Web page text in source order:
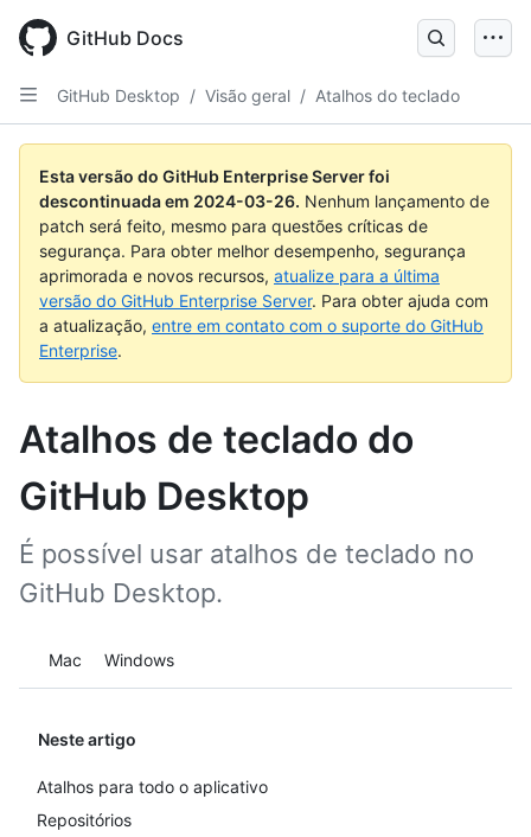
main
content
GitHub Docs
GitHub Desktop / Visão geral / Atalhos do teclado
Esta versão do GitHub Enterprise Server foi
descontinuada em 2024-03-26. Nenhum lançamento de
patch será feito, mesmo para questões críticas de
segurança. Para obter melhor desempenho, segurança
aprimorada e novos recursos, atualize para a última
versão do GitHub Enterprise Server. Para obter ajuda com
a atualização, entre em contato com o suporte do GitHub
Enterprise.
Atalhos de teclado do
GitHub Desktop
É possível usar atalhos de teclado no
GitHub Desktop.
Platform navigation
Mac Windows
Neste artigo
Atalhos para todo o aplicativo
Repositórios